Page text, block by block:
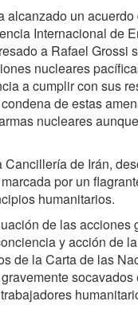
alcanzado un
Internacional de
a Rafael Grossi
nucleares
a cumplir con sus
de estas
nucleares
Cancillería de Irán,
por un
humanitarios.
de las acciones
y acción de
de la Carta de las